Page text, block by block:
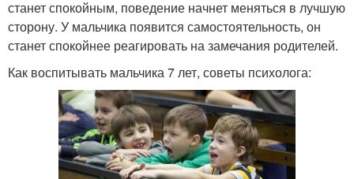
станет спокойным, поведение начнет меняться в лучшую
сторону. У мальчика появится самостоятельность, он
станет спокойнее реагировать на замечания родителей.
Как воспитывать мальчика 7 лет, советы психолога: